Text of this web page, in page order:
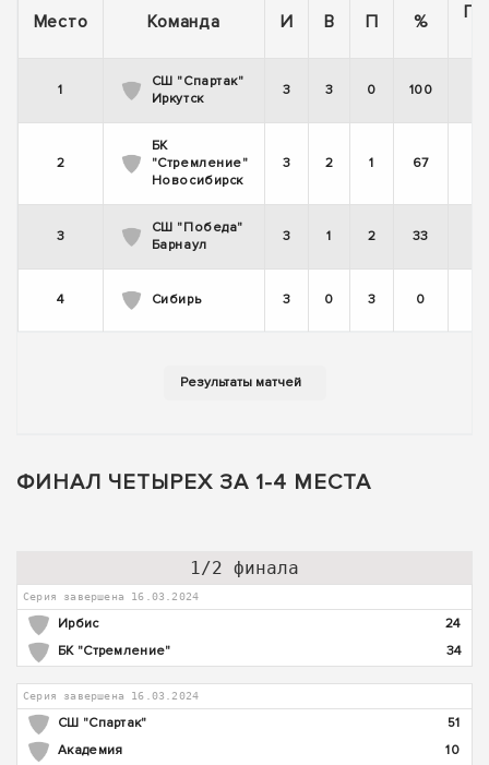
Место Команда И В П %
1
СШ "Спартак"
Иркутск
3 3 0 100
2
БК
"Стремление"
Новосибирск
3 2 1 67
3
СШ "Победа"
Барнаул
3 1 2 33
4 Сибирь 3 0 3 0
ФИНАЛ ЧЕТЫРЕХ ЗА 1-4 МЕСТА
1/2 финала
Серия завершена 16.03.2024
Ирбис
24
БК "Стремление"
34
Серия завершена 16.03.2024
СШ "Спартак"
51
Академия
10